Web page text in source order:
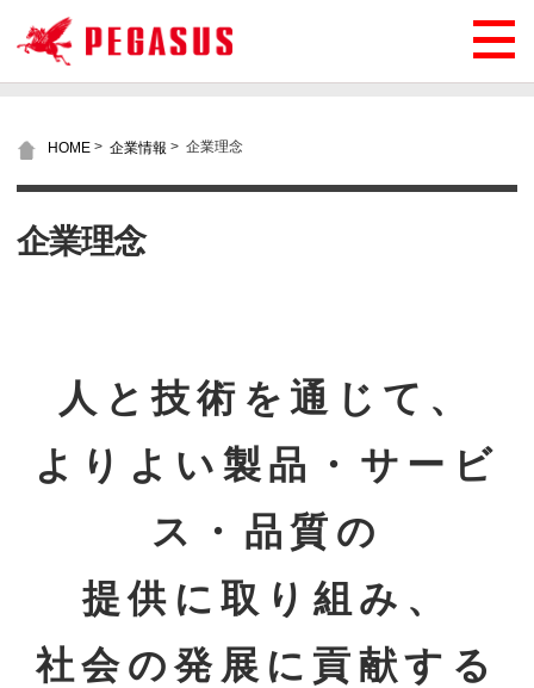
HOME > 企業情報 > 企業理念
企業理念
人と技術を通じて、
よりよい製品・サービ
ス・品質の
提供に取り組み、
社会の発展に貢献する